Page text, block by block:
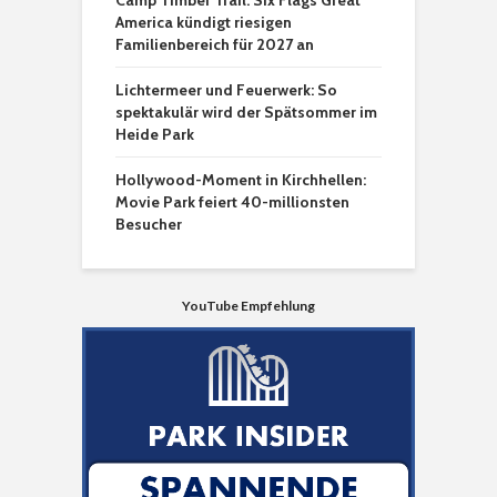
America kündigt riesigen
Familienbereich für 2027 an
Lichtermeer und Feuerwerk: So
spektakulär wird der Spätsommer im
Heide Park
Hollywood-Moment in Kirchhellen:
Movie Park feiert 40-millionsten
Besucher
YouTube Empfehlung